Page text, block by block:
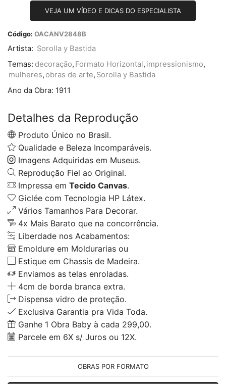
VEJA UM VÍDEO E DICAS DO ESPECIALISTA
Código: OACANV2848B
Artista: Sorolla y Bastida
Temas: decoração, Formato Horizontal, impressionismo,
mulheres, obras de arte, Sorolla y Bastida
Ano da Obra: 1911
Detalhes da Reprodução
Produto Único no Brasil.
Qualidade e Beleza Incomparáveis.
Imagens Adquiridas em Museus.
Reprodução Fiel ao Original.
Impressa em Tecido Canvas.
Giclée com Tecnologia HP Látex.
Vários Tamanhos Para Decorar.
4x Mais Barato que na concorrência.
Liberdade nos Acabamentos:
Emoldure em Moldurarias ou
Estique em Chassis de Madeira.
Enviamos as telas enroladas.
4cm de borda branca extra.
Dispensa vidro de proteção.
Exclusiva Garantia pra Vida Toda.
Ganhe 1 Obra Baby à cada 299,00.
Parcele em 6X s/ Juros ou 12X.
OBRAS POR FORMATO